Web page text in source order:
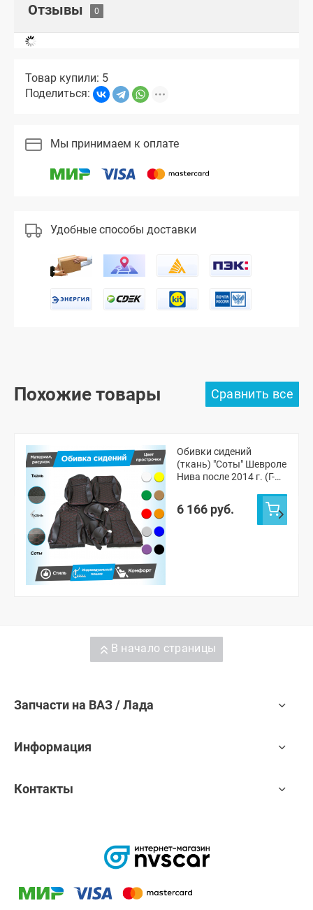
Отзывы
Товар купили: 5
Поделиться:
Мы принимаем к оплате
Удобные способы доставки
Похожие товары
Обивки сидений
(ткань) "Соты" Шевроле
Нива после 2014 г. (Г-
подголовники)
6 166 руб.
В начало страницы
Запчасти на ВАЗ / Лада
Информация
Контакты